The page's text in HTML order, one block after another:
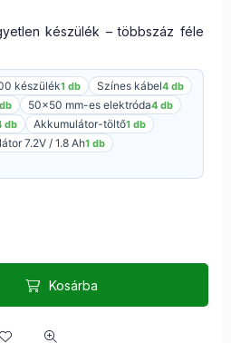
készülék – többszáz féle
készülék1 db Színes kábel4 db
50×50 mm-es elektróda4 db
db Akkumulátor-töltő1 db
7.2V / 1.8 Ah1 db
Kosárba